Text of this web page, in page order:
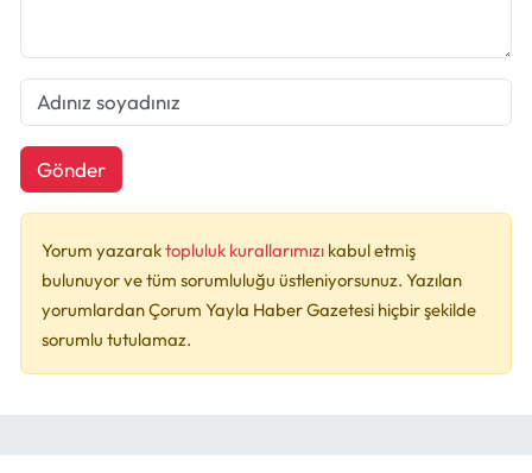
Gönder
Yorum yazaraktopluluk kurallarımızı kabul etmiş
bulunuyor ve tüm sorumluluğu üstleniyorsunuz. Yazılan
yorumlardan Çorum Yayla Haber Gazetesi hiçbir şekilde
sorumlu tutulamaz.